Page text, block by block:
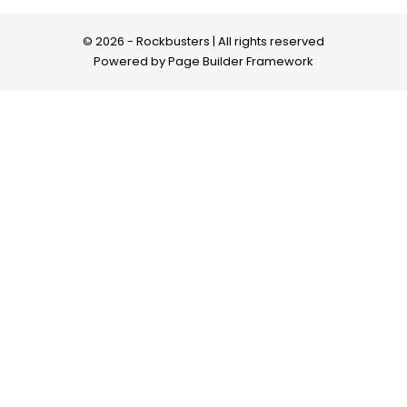
© 2026 - Rockbusters | All rights reserved
Powered byPage Builder Framework